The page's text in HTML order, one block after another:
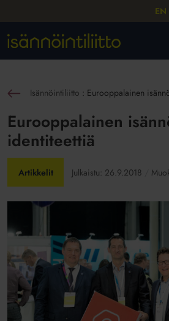
EN
Isännöintiliitto : Eurooppalainen
Eurooppalainen
identiteettiä
Artikkelit Julkaistu: 26.9.2018